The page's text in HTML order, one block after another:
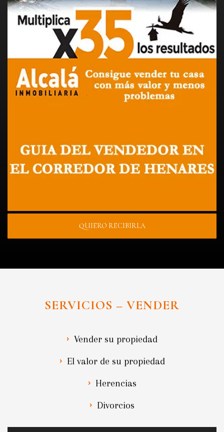
QUIERO RECIBIRLA
SERVICIOS – VENDER
Vender su propiedad
El valor de su propiedad
Herencias
Divorcios